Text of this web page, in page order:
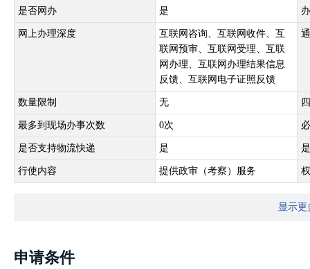
是否网办 是
网上办理深度
互联网咨询、互联网收件、互
联网预审、互联网受理、互联
网办理、互联网办理结果信息
反馈、互联网电子证照反馈
数量限制 无
最多到现场办事次数 0次
是否支持物流快递 是
行使内容 提供政审（考察）服务
显示更
申请条件